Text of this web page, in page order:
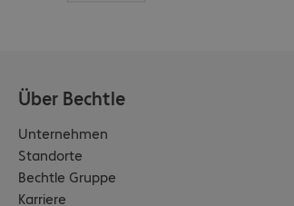
Über Bechtle
Unternehmen
Standorte
Bechtle Gruppe
Karriere